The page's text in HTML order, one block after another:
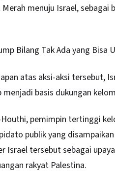
menuju Israel, sebagai
Bilang Tak Ada yang Bisa
atas aksi-aksi tersebut,
menjadi basis dukungan
pemimpin tertinggi
publik yang
Israel tersebut sebagai
rakyat Palestina.